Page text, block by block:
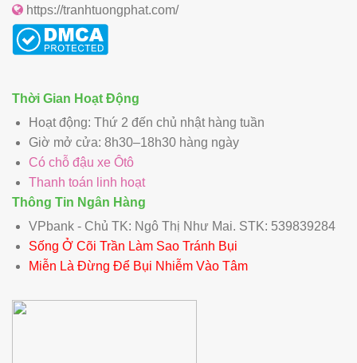
https://tranhtuongphat.com/
Thời Gian Hoạt Động
Hoạt động: Thứ 2 đến chủ nhật hàng tuần
Giờ mở cửa: 8h30–18h30 hàng ngày
Có chỗ đậu xe Ôtô
Thanh toán linh hoạt
Thông Tin Ngân Hàng
VPbank - Chủ TK: Ngô Thị Như Mai. STK: 539839284
Sống Ở Cõi Trần Làm Sao Tránh Bụi
Miễn Là Đừng Để Bụi Nhiễm Vào Tâm